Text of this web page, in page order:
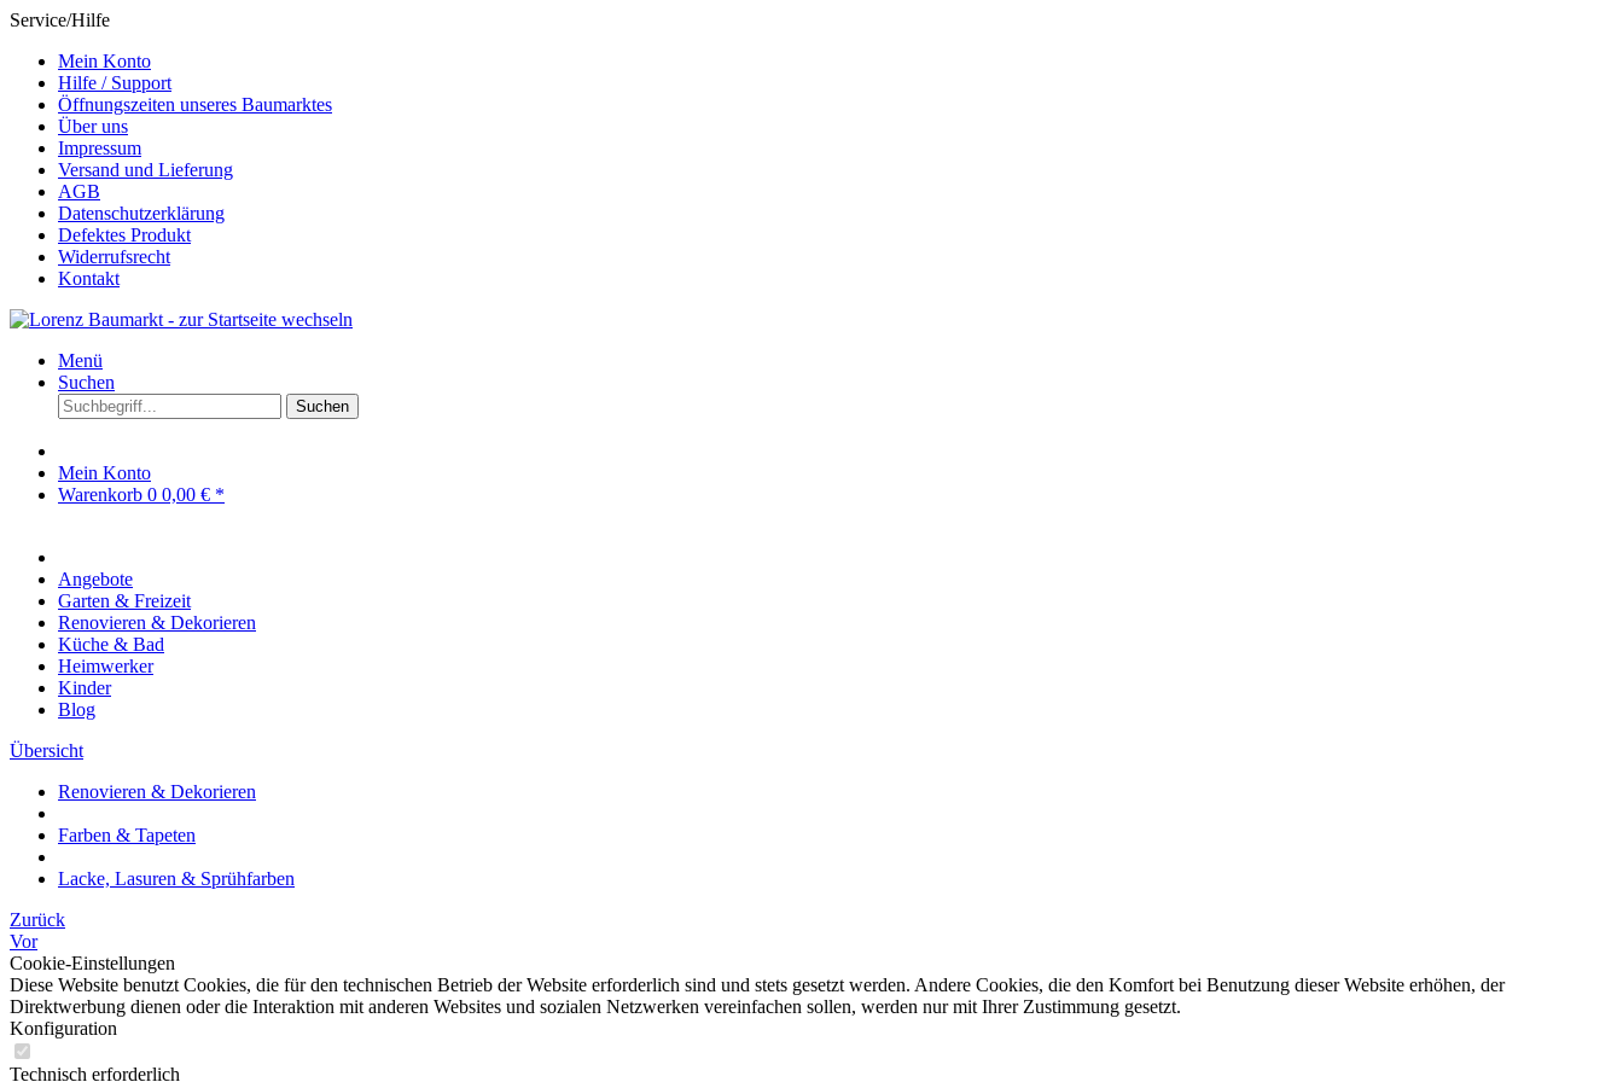
Service/Hilfe
Mein Konto
Hilfe / Support
Öffnungszeiten unseres Baumarktes
Über uns
Impressum
Versand und Lieferung
AGB
Datenschutzerklärung
Defektes Produkt
Widerrufsrecht
Kontakt
Menü
Suchen
Suchen
Mein Konto
Warenkorb 0 0,00 € *
Angebote
Garten & Freizeit
Renovieren & Dekorieren
Küche & Bad
Heimwerker
Kinder
Blog
Übersicht
Renovieren & Dekorieren
Farben & Tapeten
Lacke, Lasuren & Sprühfarben
Zurück
Vor
Cookie-Einstellungen
Diese Website benutzt Cookies, die für den technischen Betrieb der Website erforderlich sind und stets gesetzt werden. Andere Cookies, die den Komfort bei Benutzung dieser Website erhöhen, der
Direktwerbung dienen oder die Interaktion mit anderen Websites und sozialen Netzwerken vereinfachen sollen, werden nur mit Ihrer Zustimmung gesetzt.
Konfiguration
Technisch erforderlich